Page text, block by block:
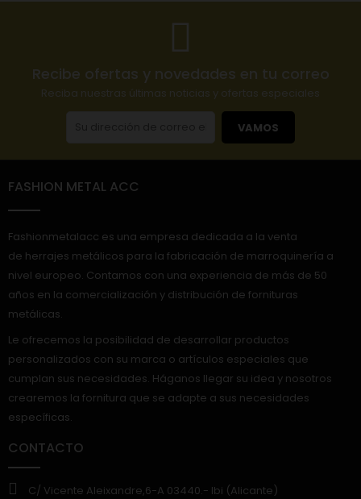
Recibe ofertas y novedades en tu correo
Reciba nuestras últimas noticias y ofertas especiales
VAMOS
FASHION METAL ACC
Fashionmetalacc es una empresa dedicada a la venta
de herrajes metálicos para la fabricación de marroquinería a
nivel europeo. Contamos con una experiencia de más de 50
años en la comercialización y distribución de fornituras
metálicas.
Le ofrecemos la posibilidad de desarrollar productos
personalizados con su marca o artículos especiales que
cumplan sus necesidades. Háganos llegar su idea y nosotros
crearemos la fornitura que se adapte a sus necesidades
específicas.
CONTACTO
C/ Vicente Aleixandre,6-A 03440.- Ibi (Alicante)